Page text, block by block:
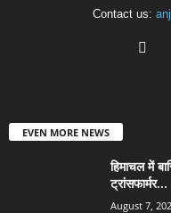
Contact us:
EVEN MORE NEWS
हिमाचल में
ट्रांसफार्मर...
August 7,